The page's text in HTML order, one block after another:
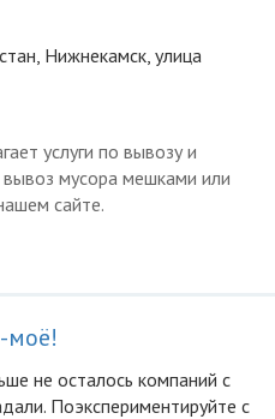
Нижнекамск, улица
услуги по вывозу и
вывоз мусора мешками или
сайте.
моё!
не осталоcь компаний с
Поэкспериментируйте с